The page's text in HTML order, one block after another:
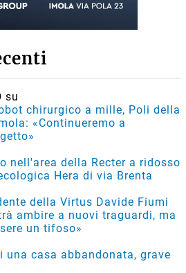
su
chirurgico a mille, Poli della
«Continueremo a
nell'area della Recter a ridosso
Hera di via Brenta
della Virtus Davide Fiumi
ambire a nuovi traguardi, ma
un tifoso»
una casa abbandonata, grave